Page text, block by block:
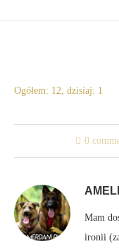
Ogółem: 12, dzisiaj: 1
0
Mam
ironii